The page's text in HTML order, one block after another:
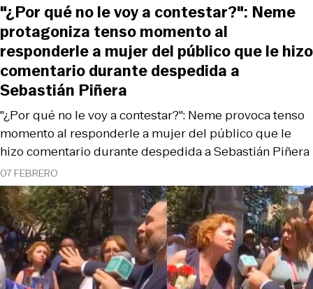
07 FEBRERO
"¿Por qué no le voy a contestar?": Neme provoca tenso
momento al responderle a mujer del público que le
hizo comentario durante despedida a Sebastián Piñera
"¿Por qué no le voy a contestar?": Neme
protagoniza tenso momento al
responderle a mujer del público que le hizo
comentario durante despedida a
Sebastián Piñera